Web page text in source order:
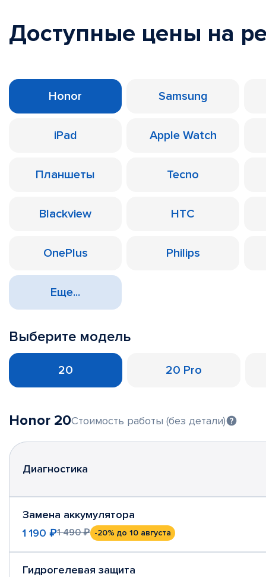
Доступные цены на
Honor Samsung
iPad Apple Watch
Планшеты Tecno
Blackview HTC
OnePlus Philips
Еще...
Выберите модель
20 20 Pro
Honor 20Стоимость работы (без детали)
Диагностика
Замена аккумулятора
1 190 ₽1 490 ₽ -20% до 10 августа
Гидрогелевая защита